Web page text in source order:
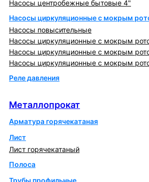
Насосы центробежные бытовые 4"
Насосы циркуляционные с мокрым
Насосы повысительные
Насосы циркуляционные с мокрым
Насосы циркуляционные с мокрым
Насосы циркуляционные с мокрым
Реле давления
Металлопрокат
Арматура горячекатаная
Лист
Лист горячекатаный
Полоса